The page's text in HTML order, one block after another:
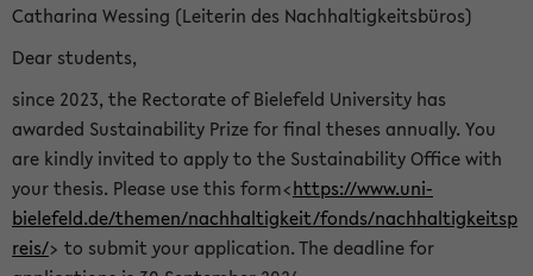
Catharina Wessing (Leiterin des Nachhaltigkeitsbüros)
Dear students,
since 2023, the Rectorate of Bielefeld University has
awarded Sustainability Prize for final theses annually. You
are kindly invited to apply to the Sustainability Office with
your thesis. Please use this form<https://www.uni-
bielefeld.de/themen/nachhaltigkeit/fonds/nachhaltigkeitsp
reis/> to submit your application. The deadline for